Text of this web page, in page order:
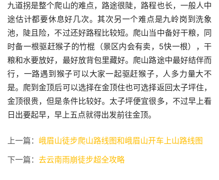
九道拐是整个爬山的难点，路途很陡，路程也长，一般人中
途估计都要休息好几次。其次另一个难点是九岭岗到洗象
池，陡且险，不过还好路程比较短。爬山当中备好干粮，同
时备一根驱赶猴子的竹棍（景区内会有卖，5快一根），干
粮和水要放好，最好放背包里藏好。爬山路途中最好结伴而
行，一路遇到猴子可以大家一起驱赶猴子，人多力量大不
是。爬到金顶后可以选择在金顶住也可选择返回太子坪住，
金顶很贵，但是条件比较好。太子坪便宜很多，不过早上看
日出要起早，早上五点就得出发前往金顶。
上一篇： 峨眉山徒步爬山路线图和峨眉山开车上山路线图
下一篇： 去云南雨崩徒步超全攻略